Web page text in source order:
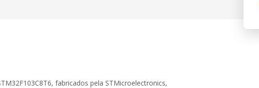
fabricados pela STMicroelectronics,